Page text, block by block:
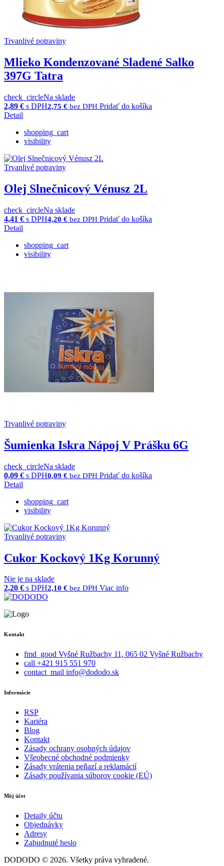
Trvanlivé potraviny
Mlieko Kondenzované Sladené Salko
397G Tatra
check_circleNa sklade
2,89 € s DPH2,75 € bez DPH Pridať do košíka
Detail
shopping_cart
visibility
Trvanlivé potraviny
Olej Slnečnicový Vénusz 2L
check_circleNa sklade
4,41 € s DPH4,20 € bez DPH Pridať do košíka
Detail
shopping_cart
visibility
Trvanlivé potraviny
Šumienka Iskra Nápoj V Prášku 6G
check_circleNa sklade
0,09 € s DPH0,09 € bez DPH Pridať do košíka
Detail
shopping_cart
visibility
Trvanlivé potraviny
Cukor Kockový 1Kg Korunný
Nie je na sklade
2,20 € s DPH2,10 € bez DPH Viac info
Kontakt
fmd_good Vyšné Ružbachy 11, 065 02 Vyšné Ružbachy
call +421 915 551 970
contact_mail info@dododo.sk
Informácie
RSP
Kariéra
Blog
Kontakt
Zásady ochrany osobných údajov
Všeobecné obchodné podmienky
Zásady vrátenia peňazí a reklamácií
Zásady používania súborov cookie (EÚ)
Môj účet
Detaily účtu
Objednávky
Adresy
Zabudnuté heslo
DODODO © 2026. Všetky práva vyhradené.